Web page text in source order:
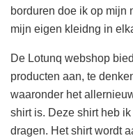
borduren doe ik op mijn
mijn eigen kleidng in
De Lotunq webshop
producten aan, te
waaronder het
shirt is. Deze shirt heb
dragen. Het shirt wordt